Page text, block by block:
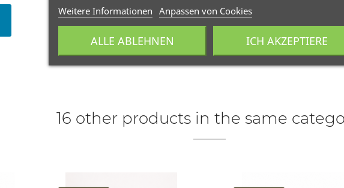
16 other products in the same
Weitere Informationen Anpassen von Cookies
ALLE ABLEHNEN ICH AKZEPTIERE